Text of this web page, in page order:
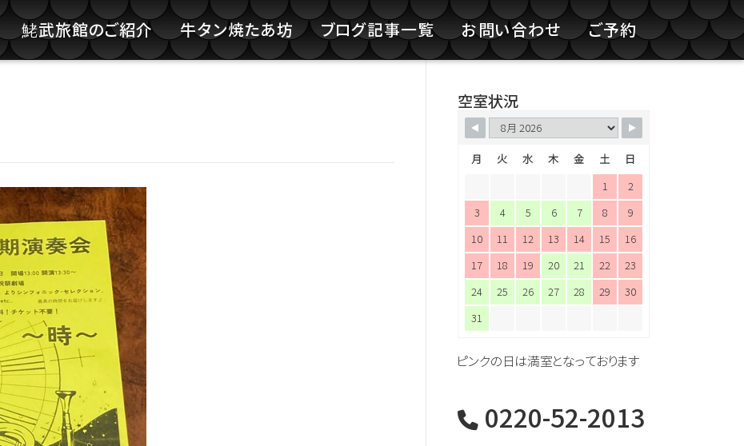
鮱武旅館のご紹介 牛タン焼たあ坊 ブログ記事一覧 お問い合わせ ご予約
空室状況
月 火 水 木 金 土
日
1
2
3
4 5 6 7 8
9
10
11 12 13 14 15
16
17
18 19 20 21 22
23
24
25 26 27 28 29
30
31
ピンクの日は満室となっております
0220-52-2013